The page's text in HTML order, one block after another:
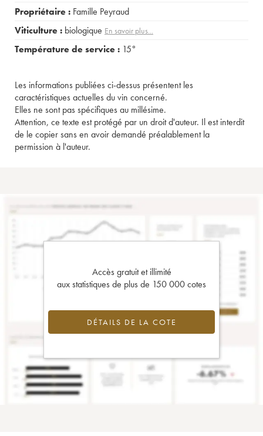
Propriétaire : Famille Peyraud
Viticulture : biologique En savoir plus...
Température de service : 15°
Les informations publiées ci-dessus présentent les
caractéristiques actuelles du vin concerné.
Elles ne sont pas spécifiques au millésime.
Attention, ce texte est protégé par un droit d'auteur. Il est interdit
de le copier sans en avoir demandé préalablement la
permission à l'auteur.
Accès gratuit et illimité
aux statistiques de plus de 150 000 cotes
DÉTAILS DE LA COTE